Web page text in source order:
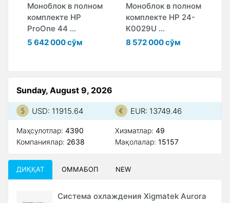
Моноблок в полном
комплекте HP
ProOne 44 ...
5 642 000 сўм
Моноблок в полном
комплекте HP 24-
K0029U ...
8 572 000 сўм
Sunday, August 9, 2026
USD: 11915.64 EUR: 13749.46
Маҳсулотлар: 4390
Компаниялар: 2638
Xизматлар: 49
Мақолалар: 15157
ДИҚҚАТ ОММАБОП NEW
Система охлаждения Xigmatek Aurora